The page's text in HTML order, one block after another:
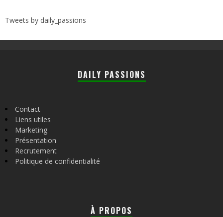
Tweets by daily_passions
DAILY PASSIONS
Contact
Liens utiles
Marketing
Présentation
Recrutement
Politique de confidentialité
À PROPOS